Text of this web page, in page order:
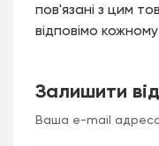
пов'язані з цим
відповімо
Залишити
Ваша e-mail